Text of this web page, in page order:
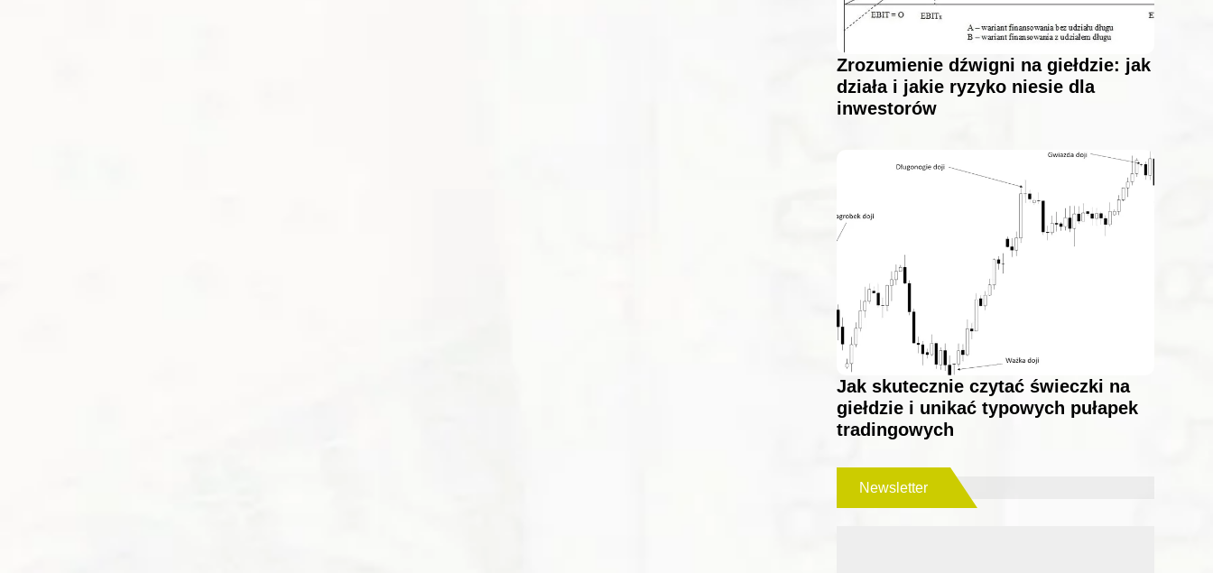
Zrozumienie dźwigni na giełdzie: jak
działa i jakie ryzyko niesie dla
inwestorów
Jak skutecznie czytać świeczki na
giełdzie i unikać typowych pułapek
tradingowych
Newsletter